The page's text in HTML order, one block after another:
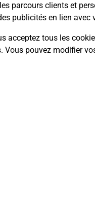
parcours clients et
publicités en lien avec
acceptez tous les
Vous pouvez modifier
à